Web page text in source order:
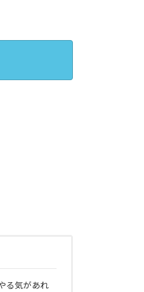
る気があれ